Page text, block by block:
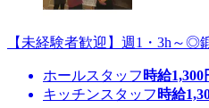
【未経験者歓迎】週1・3h～◎
ホールスタッフ 時給1,300
キッチンスタッフ 時給